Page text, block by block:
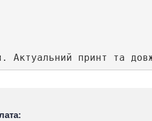
Актуальний принт та